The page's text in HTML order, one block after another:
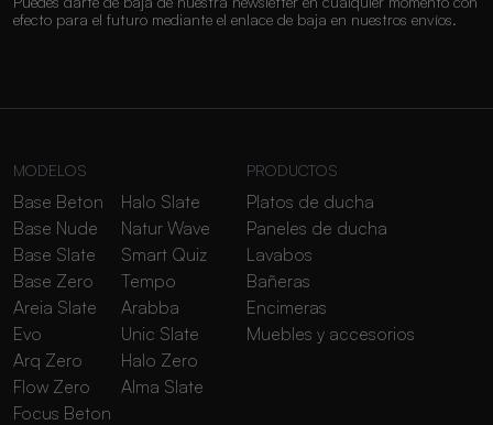
efecto para el futuro mediante el enlace de baja en nuestros envíos.
MODELOS
Base Beton
Base Nude
Base Slate
Base Zero
Areia Slate
Evo
Arq Zero
Flow Zero
Focus Beton
Halo Slate
Natur Wave
Smart Quiz
Tempo
Arabba
Unic Slate
Halo Zero
Alma Slate
PRODUCTOS
Platos de ducha
Paneles de ducha
Lavabos
Bañeras
Encimeras
Muebles y accesorios